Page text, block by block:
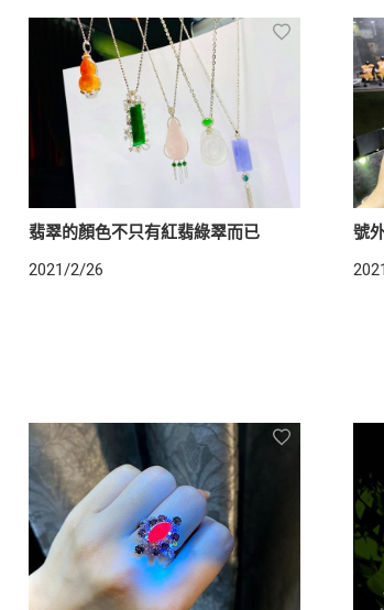
翡翠的顏色不只有紅翡綠翠而已
2021/2/26
號